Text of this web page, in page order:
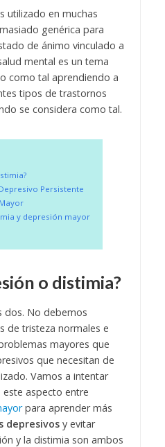
utilizado en muchas
genérica para
de ánimo vinculado a
mental es un tema
como tal aprendiendo a
tipos de trastornos
se considera como tal.
Persistente
y depresión mayor
o distimia?
dos. No debemos
de tristeza normales e
mayores que
que necesitan de
Vamos a intentar
aspecto entre
para aprender más
depresivos y evitar
y la distimia son ambos